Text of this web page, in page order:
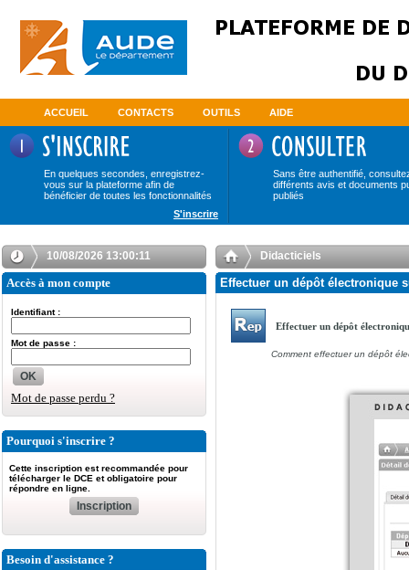
ACCUEIL CONTACTS OUTILS AIDE
En quelques secondes, enregistrez-
vous sur la plateforme afin de
bénéficier de toutes les fonctionnalités
Sans être authentifié,
différents avis et documents
publiés
S'inscrire
10/08/2026 13:00:11
Accès à mon compte
Identifiant :
Mot de passe :
OK
Mot de passe perdu ?
Pourquoi s'inscrire ?
Cette inscription est recommandée pour
télécharger le DCE et obligatoire pour
répondre en ligne.
Inscription
Besoin d'assistance ?
Didacticiels
Effectuer un dépôt électronique
Effectuer un dépôt
Comment effectuer un dépôt